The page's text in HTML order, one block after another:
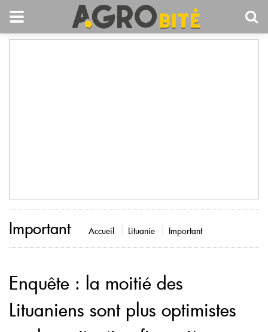
Important Accueil Lituanie Important
Enquête : la moitié des
Lituaniens sont plus optimistes